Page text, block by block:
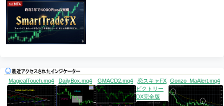
MagicalTouch.mq4 DailyBox.mq4 GMACD2.mq4
恋スキャFX
ビクトリー
DX完全版
Gonzo_MaAlert.mq4